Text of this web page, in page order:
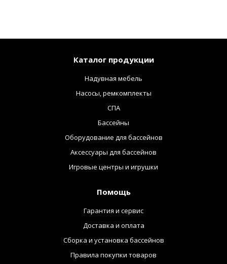
Каталог продукции
Надувная мебель
Насосы, ремкомплекты
СПА
Бассейны
Оборудование для бассейнов
Аксессуары для бассейнов
Игровые центры и игрушки
Помощь
Гарантия и сервис
Доставка и оплата
Сборка и установка бассейнов
Правила покупки товаров